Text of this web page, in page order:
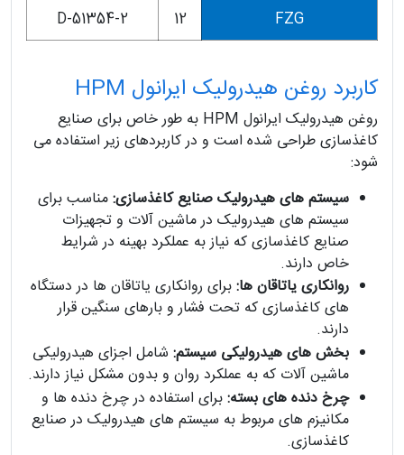
FZG
12
D-51354-2
کاربرد روغن هیدرولیک ایرانول HPM
روغن هیدرولیک ایرانول HPM به طور خاص برای صنایع
کاغذسازی طراحی شده است و در کاربردهای زیر استفاده می
شود:
سیستم های هیدرولیک صنایع کاغذسازی:مناسب برای
سیستم های هیدرولیک در ماشین آلات و تجهیزات
صنایع کاغذسازی که نیاز به عملکرد بهینه در شرایط
خاص دارند.
روانکاری یاتاقان ها:برای روانکاری یاتاقان ها در دستگاه
های کاغذسازی که تحت فشار و بارهای سنگین قرار
دارند.
بخش های هیدرولیکی سیستم: شامل اجزای هیدرولیکی
ماشین آلات که به عملکرد روان و بدون مشکل نیاز دارند.
چرخ دنده های بسته:برای استفاده در چرخ دنده ها و
مکانیزم های مربوط به سیستم های هیدرولیک در صنایع
کاغذسازی.